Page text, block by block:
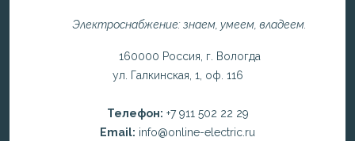
Электроснабжение: знаем, умеем, владеем.
160000 Россия, г. Вологда
ул. Галкинская, 1, оф. 116
Телефон: +7 911 502 22 29
Email: info@online-electric.ru